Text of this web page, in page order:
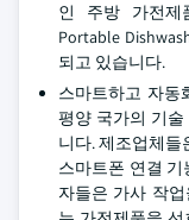
인 주방 가전제
Portable
되고 있습니다.
스마트하고 자동
평양 국가의 기
니다. 제조업체들
스마트폰 연결 기
자들은 가사 작